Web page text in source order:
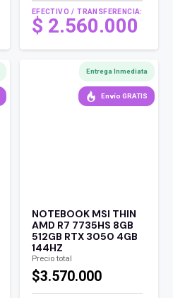
EFECTIVO / TRANSFERENCIA:
$ 2.560.000
Entrega Inmediata
Envío GRATIS
NOTEBOOK MSI THIN
AMD R7 7735HS 8GB
512GB RTX 3050 4GB
144HZ
Precio total
$3.570.000